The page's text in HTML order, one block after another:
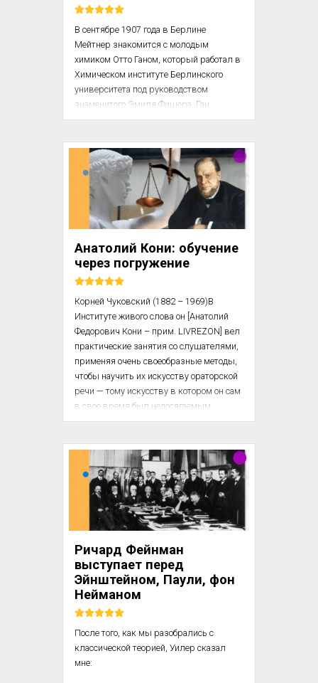
В сентябре 1907 года в Берлине
Мейтнер знакомится с молодым
химиком Отто Ганом, который работал в
Химическом институте Берлинского
университета под руководством
знаменитого Эмиля Фишера. Ган
предложил Мейтнер изучать
Лиза уже начала свою научную
деятельность в его лаборатории.
Поскольку женщины в институте не
имели никакого официального статуса
как исследователи, жалованья Лиза не
получала и жила на скромную
родители.
Эмиль Фишер сначала не разрешал
Лизе работать в его институте, поскол...
Анатолий Кони: обучение
через погружение
Корней Чуковский (1882 – 1969)В
Институте живого слова он [Анатолий
Федорович Кони – прим. LIVREZON] вел
практические занятия со слушателями,
применяя очень своеобразные методы,
что­бы научить их искусству ораторской
речи — тому искусству в котором он сам
в свое время был недосягаемым
мастером. Он учил их судебному
ту аудиторию, где происходили занятия,
я в первую мину­ту подумал, что
нахожусь в настоящем суде. На главном
ме­сте сидел председатель судебной
палаты — щуплый юноша лет
девятнадцати. Прокурором была девица
лицом....
Ричард Фейнман
выступает перед
Эйнштейном, Паули, фон
Нейманом
После того, как мы разобрались с
классической теорией, Уилер сказал
мне: